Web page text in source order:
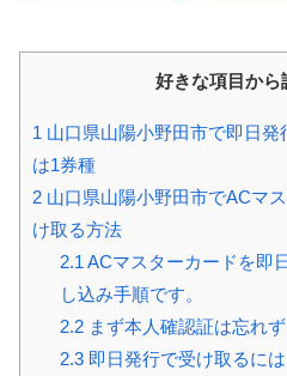
好きな項目から
1 山口県山陽小野田市で即日
は1券種
2 山口県山陽小野田市でACマ
け取る方法
2.1 ACマスターカードを即
し込み手順です。
2.2まず本人確認証は忘れ
2.3即日発行で受け取るに